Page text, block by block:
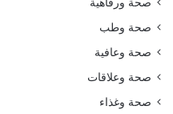
صحة وطب
صحة وعافية
صحة وعلاقات
صحة وغذاء